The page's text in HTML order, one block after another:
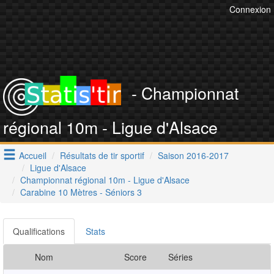
Connexion
- Championnat
régional 10m - Ligue d'Alsace
Accueil Résultats de tir sportif
Saison 2016-2017
Ligue d'Alsace
Championnat régional 10m - Ligue d'Alsace
Carabine 10 Mètres - Séniors 3
Qualifications Stats
Nom Score Séries